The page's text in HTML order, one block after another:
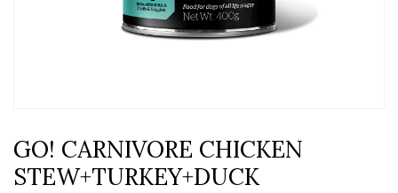
GO! CARNIVORE CHICKEN
STEW+TURKEY+DUCK